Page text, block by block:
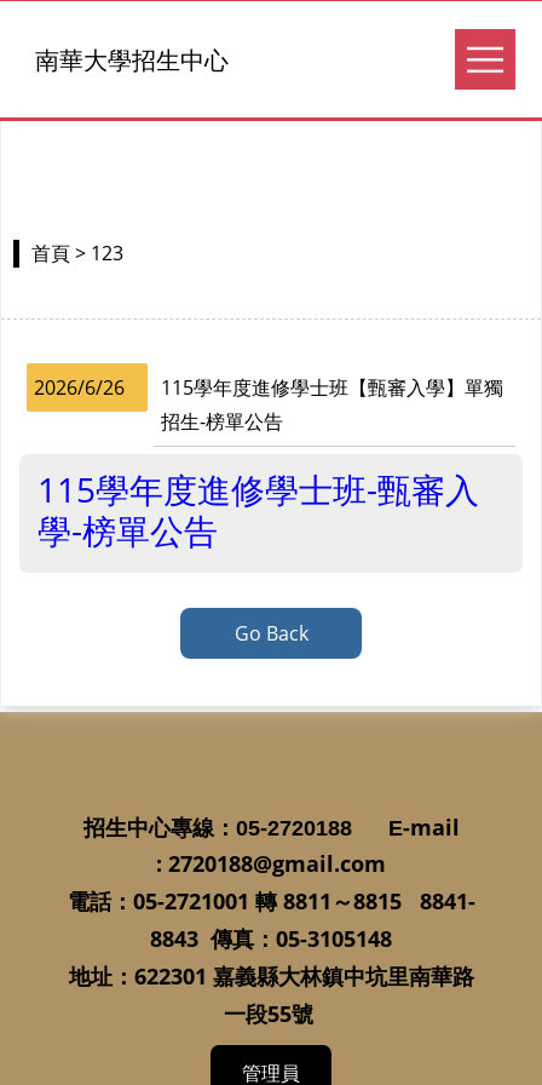
首頁 > 123
2026/6/26
115學年度進修學士班【甄審入學】單獨
招生-榜單公告
115學年度進修學士班-甄審入
學-榜單公告
Go Back
招生中心專線：05-2720188 E-mail
: 2720188@gmail.com
電話： 05-2721001 轉8811 ～8815 8841-
8843 傳真 ： 05-3105148
地址： 622301 嘉義縣大林鎮中坑里南華路
一段55號
管理員
南華大學招生中心